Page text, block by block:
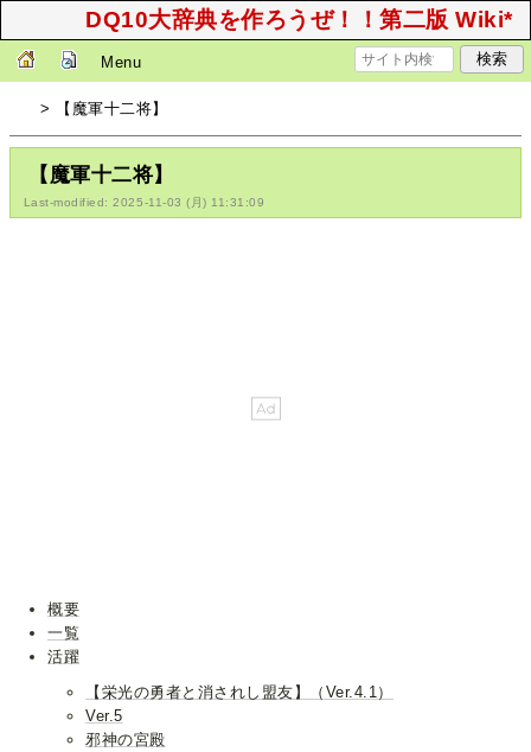
DQ10大辞典を作ろうぜ！！第二版 Wiki*
Menu
> 【魔軍十二将】
【魔軍十二将】
Last-modified: 2025-11-03 (月) 11:31:09
概要
一覧
活躍
【栄光の勇者と消されし盟友】（Ver.4.1）
Ver.5
邪神の宮殿